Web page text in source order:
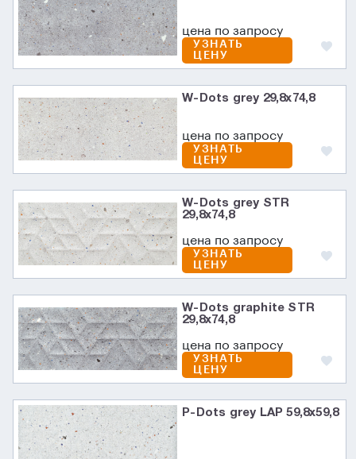
цена по запросу
УЗНАТЬ
ЦЕНУ
W-Dots grey 29,8x74,8
цена по запросу
УЗНАТЬ
ЦЕНУ
W-Dots grey STR
29,8x74,8
цена по запросу
УЗНАТЬ
ЦЕНУ
W-Dots graphite STR
29,8x74,8
цена по запросу
УЗНАТЬ
ЦЕНУ
P-Dots grey LAP 59,8x59,8